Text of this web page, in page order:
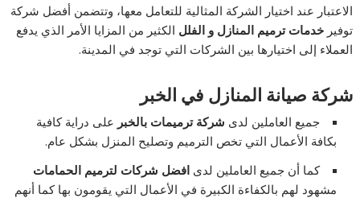
الاعتبار عند اختيار الشركة المثالية للتعامل معها، وتتضمن أفضل شركة
توفيرخدمات ترميم المنازل و الفلل الكثير من المزايا الأمر الذي يدفع
العملاء إلى اختيارها بين الشركات التي توجد في المدينة.
شركة صيانة المنازل في الخبر
جميع العاملين لدى شركة ترميمات بالخبر على دراية كافية
بكافة الأعمال التي تخص الترميم وتصليح المنزل بشكل عام.
كما أن جميع العاملين لدىافضل شركات لترميم الحمامات
مشهود لهم بالكفاءة الكبيرة في الأعمال التي يقومون بها كما أنهم